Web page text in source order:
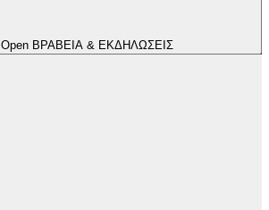
Open ΒΡΑΒΕΙΑ & ΕΚΔΗΛΩΣΕΙΣ